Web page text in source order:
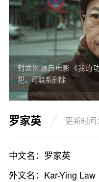
封面图源自电影《我的
犯，可联系删除
罗家英 更新时
中文名：罗家英
外文名：Kar-Ying Law